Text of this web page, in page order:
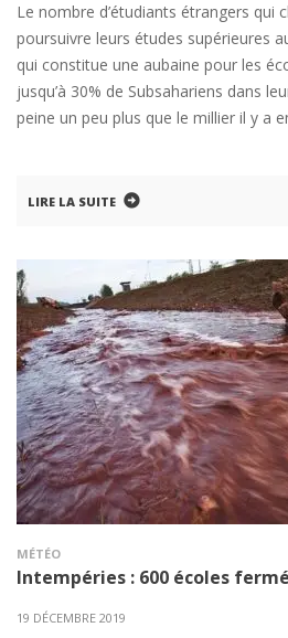
Le nombre d’étudiants étrangers qui
poursuivre leurs études supérieures
qui constitue une aubaine pour les
jusqu’à 30% de Subsahariens dans
peine un peu plus que le millier il y a
LIRE LA SUITE
MÉTÉO
Intempéries : 600 écoles
19 DÉCEMBRE 2019